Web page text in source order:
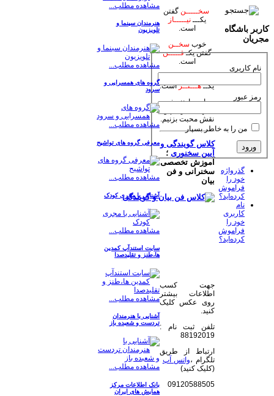
مشاهده مطلب...
هنرمندان سینما و
تلویزیون
مشاهده مطلب...
گروه های همسرایی و
سرود
مشاهده مطلب...
معرفی گروه های تواشیح
مشاهده مطلب...
آشنایی با مجری کودک
مشاهده مطلب...
سایت استندآپ کمدین
ها،طنز و تقلیدصدا
مشاهده مطلب...
آشنایی با هنرمندان
تردست و شعبده باز
مشاهده مطلب...
بانک اطلاعات مرکز
همایش های ایران
سخـــــن گفتن
یکـــنیـــــاز
است.
خوب سخــن
گفتن یکـفـــــن
است.
یکــهـــنــراست.
بیاییم با هنر خود
نقش محبت بزنیم.
کلاس گویندگی و
آیین سخنوری ؛
آموزش تخصصی
سخنرانی و فن
بیان
جهت کسب
اطلاعات بیشتر
روی عکس کلیک
کنید.
تلفن ثبت نام :
88192019
ارتباط از طریق
تلگرام ،واتس آپ
(کلیک کنید)
09120588505
کاربر باشگاه
مجریان
نام کاربری
رمز عبور
من را به خاطر بسپار
گذرواژه
خود را
فراموش
کرده‌اید؟
نام
کاربری
خود را
فراموش
کرده‌اید؟